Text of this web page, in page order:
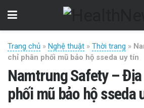
Trang chủ » Nghệ thuật » Thời trang »
chỉ phân phối mũ bảo hộ sseda uy tín
Namtrung Safety –
phối mũ bảo hộ sseda